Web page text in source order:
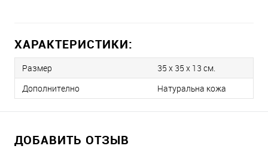
ХАРАКТЕРИСТИКИ:
Размер
35 х 35 x 13 см.
Дополнително
Натуральна кожа
ДОБАВИТЬ ОТЗЫВ